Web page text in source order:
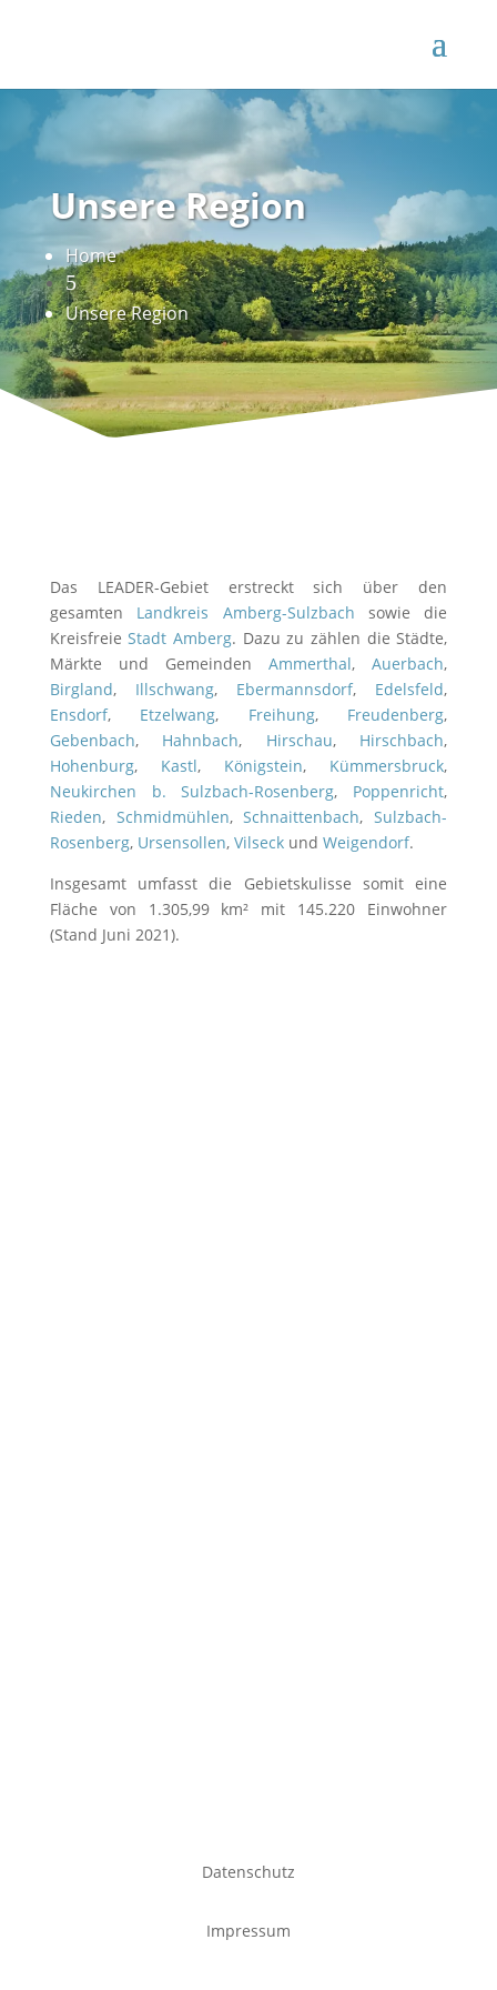
Unsere Region
Home
5
Unsere Region
Das LEADER-Gebiet erstreckt sich über den
gesamten Landkreis Amberg-Sulzbach sowie die
KreisfreieStadt Amberg. Dazu zu zählen die Städte,
Märkte und GemeindenAmmerthal,Auerbach,
Birgland, Illschwang, Ebermannsdorf, Edelsfeld,
Ensdorf, Etzelwang, Freihung, Freudenberg,
Gebenbach, Hahnbach, Hirschau, Hirschbach,
Hohenburg, Kastl, Königstein, Kümmersbruck,
Neukirchen b. Sulzbach-Rosenberg, Poppenricht,
Rieden, Schmidmühlen,Schnaittenbach,Sulzbach-
Rosenberg, Ursensollen, Vilseck und Weigendorf.
Insgesamt umfasst die Gebietskulisse somit eine
Fläche von 1.305,99 km² mit 145.220 Einwohner
(Stand Juni 2021).
Datenschutz
Impressum